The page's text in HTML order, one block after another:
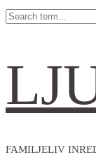
FAMILJELIV